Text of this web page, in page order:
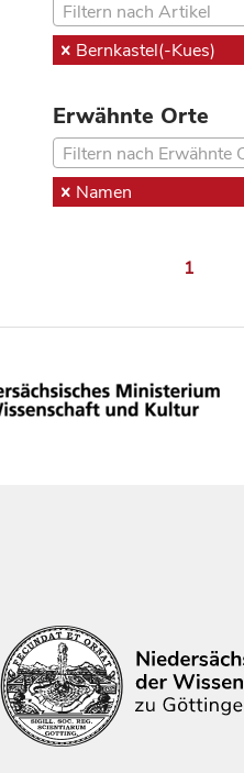
Filtern nach Artikel
Bernkastel(-Kues)
Erwähnte Orte
Filtern nach Erwähnte
Namen
1